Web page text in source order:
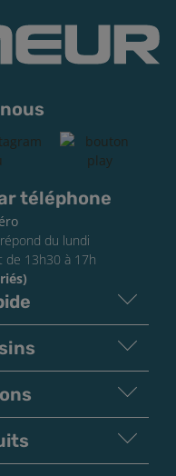
téléphone
du lundi
de 13h30 à 17h